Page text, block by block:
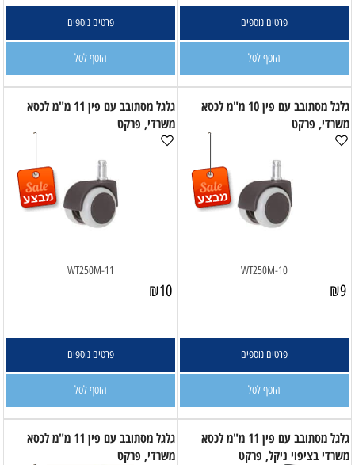
פרטים נוספים
הוסף לסל
פרטים נוספים
הוסף לסל
גלגל מסתובב עם פין 10 מ"מ לכסא
משרדי, פרקט
WT250M-10
₪9
פרטים נוספים
הוסף לסל
גלגל מסתובב עם פין 11 מ"מ לכסא
משרדי, פרקט
WT250M-11
₪10
פרטים נוספים
הוסף לסל
גלגל מסתובב עם פין 11 מ"מ לכסא
משרדי בציפוי ניקל, פרקט
גלגל מסתובב עם פין 11 מ"מ לכסא
משרדי, פרקט